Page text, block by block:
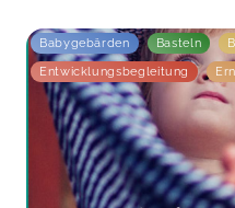
Babygebärden Basteln
Entwicklungsbegleitung